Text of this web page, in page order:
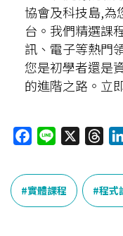
協會及科技島,為
台。我們精選課
訊、電子等熱門
您是初學者還是
的進階之路。立
c
e
b
n
e
r
e
a
實體課程 程式